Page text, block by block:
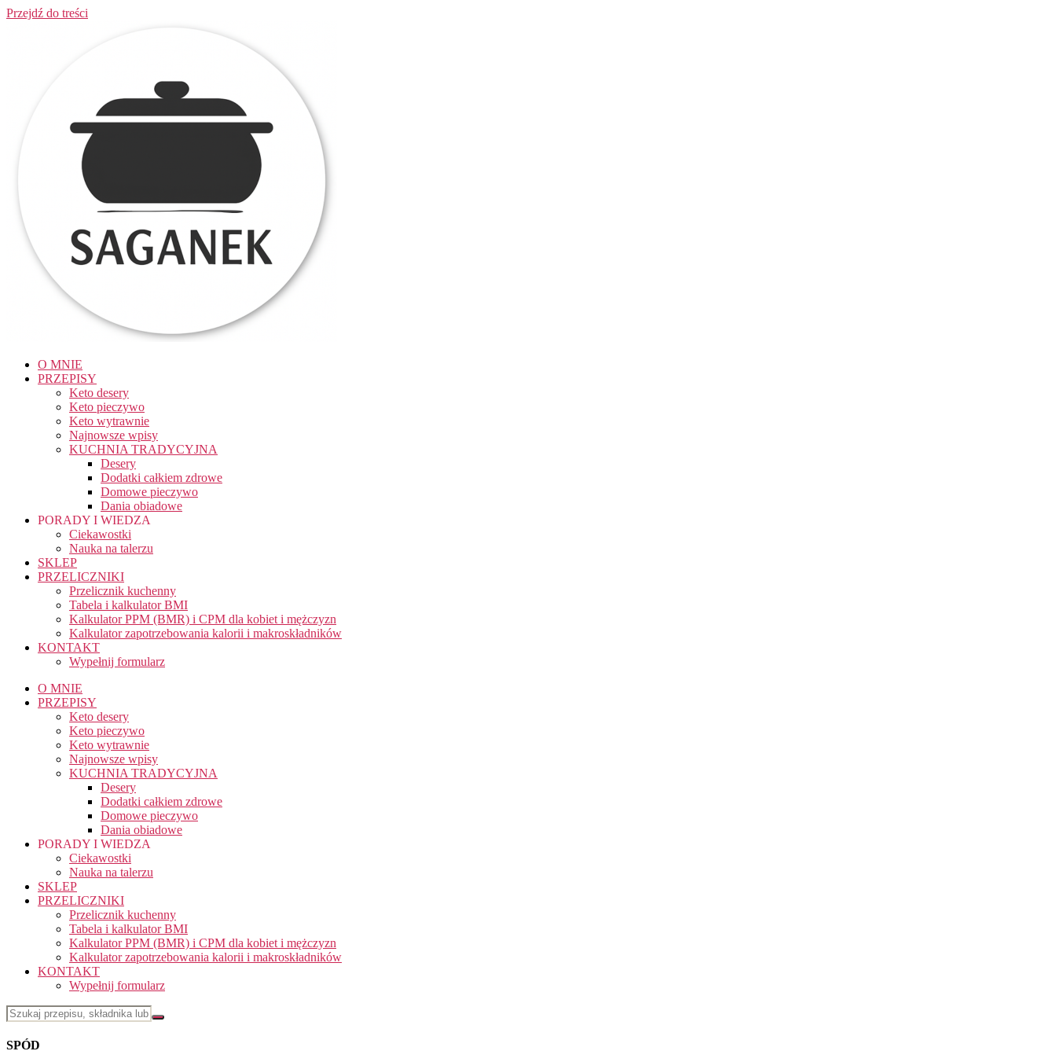
Przejdź do treści
O MNIE
PRZEPISY
Keto desery
Keto pieczywo
Keto wytrawnie
Najnowsze wpisy
KUCHNIA TRADYCYJNA
Desery
Dodatki całkiem zdrowe
Domowe pieczywo
Dania obiadowe
PORADY I WIEDZA
Ciekawostki
Nauka na talerzu
SKLEP
PRZELICZNIKI
Przelicznik kuchenny
Tabela i kalkulator BMI
Kalkulator PPM (BMR) i CPM dla kobiet i mężczyzn
Kalkulator zapotrzebowania kalorii i makroskładników
KONTAKT
Wypełnij formularz
O MNIE
PRZEPISY
Keto desery
Keto pieczywo
Keto wytrawnie
Najnowsze wpisy
KUCHNIA TRADYCYJNA
Desery
Dodatki całkiem zdrowe
Domowe pieczywo
Dania obiadowe
PORADY I WIEDZA
Ciekawostki
Nauka na talerzu
SKLEP
PRZELICZNIKI
Przelicznik kuchenny
Tabela i kalkulator BMI
Kalkulator PPM (BMR) i CPM dla kobiet i mężczyzn
Kalkulator zapotrzebowania kalorii i makroskładników
KONTAKT
Wypełnij formularz
SPÓD